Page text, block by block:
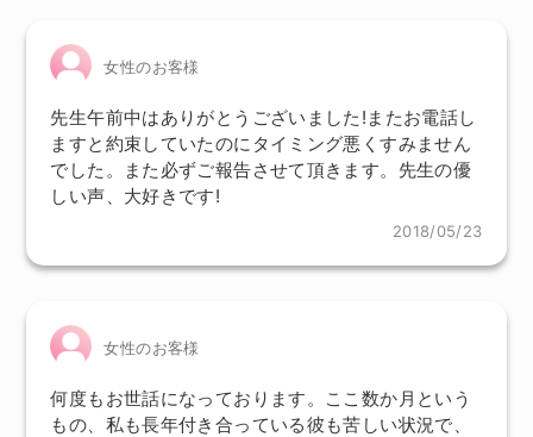
女性のお客様
先生午前中はありがとうございました!またお電話し
ますと約束していたのにタイミング悪くすみません
でした。また必ずご報告させて頂きます。先生の優
しい声、大好きです!
2018/05/23
女性のお客様
何度もお世話になっております。ここ数か月という
もの、私も長年付き合っている彼も苦しい状況で、